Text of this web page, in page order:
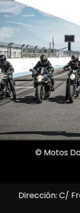
© Motos
Dirección: C/